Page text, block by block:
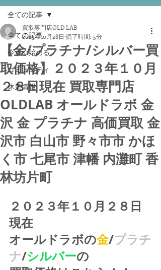
全ての記事
今すぐ始める
コミュニティ
休業情報
全ての記事
【金/プラチナ/シルバー買
取価格】２０２３年１０月
２８日現在 買取専門店
OLDLAB オールドラボ 金
沢 金 プラチナ 高価買取 金
沢市 白山市 野々市市 かほ
く市 七尾市 津幡 内灘町 香
林坊片町
買取専門店OLD LAB
2023年10月28日 読了時間: 5分
２０２３年１０月２８日
現在
オールドラボの金/プラチ
ナ/シルバーの